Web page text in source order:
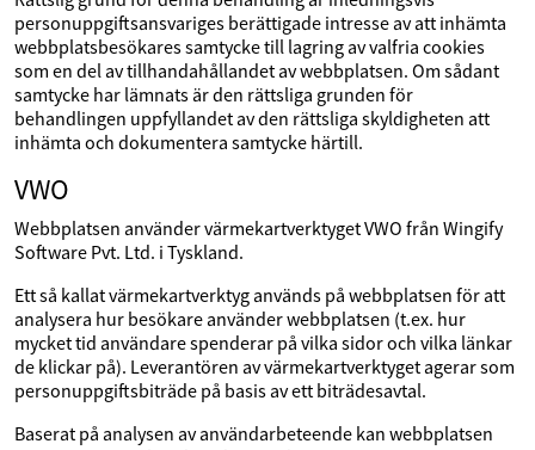
personuppgiftsansvariges berättigade intresse av att inhämta
webbplatsbesökares samtycke till lagring av valfria cookies
som en del av tillhandahållandet av webbplatsen. Om sådant
samtycke har lämnats är den rättsliga grunden för
behandlingen uppfyllandet av den rättsliga skyldigheten att
inhämta och dokumentera samtycke härtill.
VWO
Webbplatsen använder värmekartverktyget VWO från Wingify
Software Pvt. Ltd. i Tyskland.
Ett så kallat värmekartverktyg används på webbplatsen för att
analysera hur besökare använder webbplatsen (t.ex. hur
mycket tid användare spenderar på vilka sidor och vilka länkar
de klickar på). Leverantören av värmekartverktyget agerar som
personuppgiftsbiträde på basis av ett biträdesavtal.
Baserat på analysen av användarbeteende kan webbplatsen